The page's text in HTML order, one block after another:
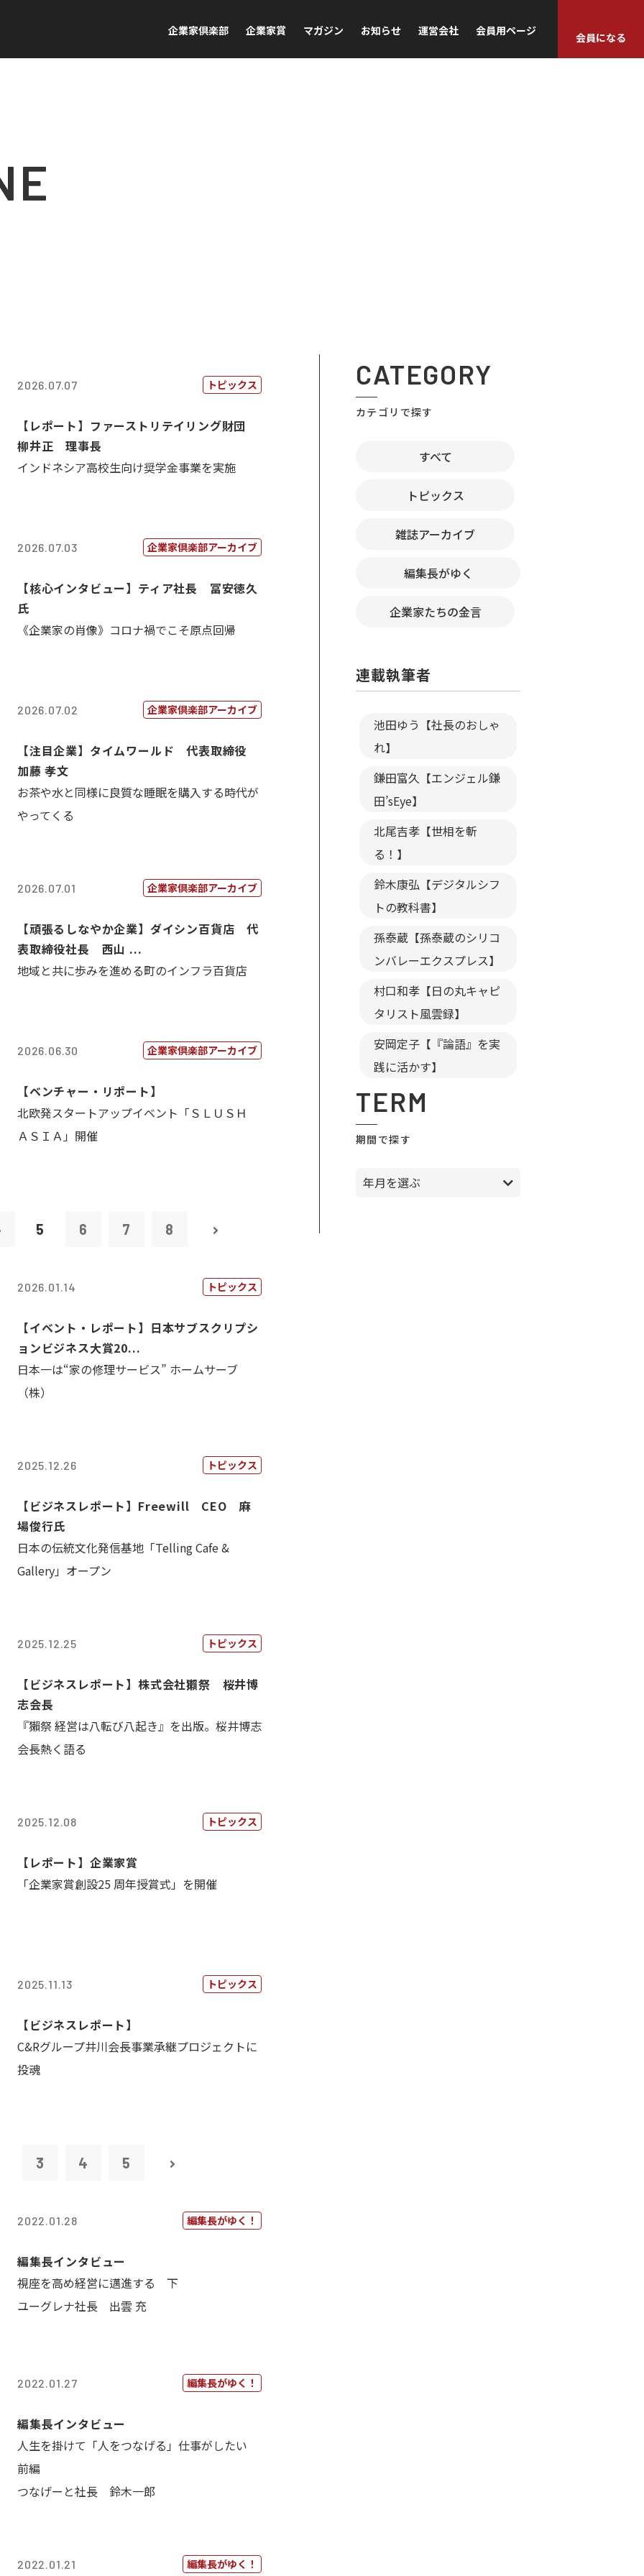
企業家倶楽部 企業家賞 マガジン お知らせ 運営会社 会員用ページ
会員になる
2026.07.07 トピックス
【レポート】ファーストリテイリング財団
柳井正 理事長
インドネシア高校生向け奨学金事業を実施
2026.07.03 企業家倶楽部アーカイブ
【核心インタビュー】ティア社長 冨安徳久
氏
《企業家の肖像》コロナ禍でこそ原点回帰
2026.07.02 企業家倶楽部アーカイブ
【注目企業】タイムワールド 代表取締役
加藤 孝文
お茶や水と同様に良質な睡眠を購入する時代が
やってくる
2026.07.01 企業家倶楽部アーカイブ
【頑張るしなやか企業】ダイシン百貨店 代
表取締役社長 西山 ...
地域と共に歩みを進める町のインフラ百貨店
2026.06.30 企業家倶楽部アーカイブ
【ベンチャー・リポート】
北欧発スタートアップイベント「ＳＬＵＳＨ
ＡＳＩＡ」開催
5 6 7 8
2026.01.14 トピックス
【イベント・レポート】日本サブスクリプシ
ョンビジネス大賞20...
日本一は“家の修理サービス” ホームサーブ
（株）
2025.12.26 トピックス
【ビジネスレポート】Freewill CEO 麻
場俊行氏
日本の伝統文化発信基地「Telling Cafe &
Gallery」オープン
2025.12.25 トピックス
【ビジネスレポート】株式会社獺祭 桜井博
志会長
『獺祭 経営は八転び八起き』を出版。桜井博志
会長熱く語る
2025.12.08 トピックス
【レポート】企業家賞
「企業家賞創設25 周年授賞式」を開催
2025.11.13 トピックス
【ビジネスレポート】
C&Rグループ井川会長事業承継プロジェクトに
投魂
3 4 5
2022.01.28 編集長がゆく！
編集長インタビュー
視座を高め経営に邁進する 下
ユーグレナ社長 出雲 充
2022.01.27 編集長がゆく！
編集長インタビュー
人生を掛けて「人をつなげる」仕事がしたい
前編
つなげーと社長 鈴木一郎
2022.01.21 編集長がゆく！
CATEGORY
カテゴリで探す
すべて
トピックス
雑誌アーカイブ
編集長がゆく
企業家たちの金言
連載執筆者
池田ゆう【社長のおしゃ
れ】
鎌田富久【エンジェル鎌
田’sEye】
北尾吉孝【世相を斬
る！】
鈴木康弘【デジタルシフ
トの教科書】
孫泰蔵【孫泰蔵のシリコ
ンバレーエクスプレス】
村口和孝【日の丸キャピ
タリスト風雲録】
安岡定子【『論語』を実
践に活かす】
TERM
期間で探す
年月を選ぶ